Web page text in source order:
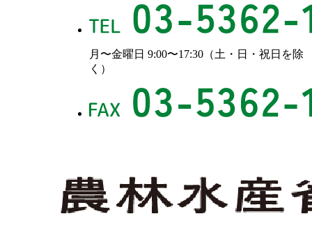
月〜金曜日 9:00〜17:30（土・日・祝日を除
く）